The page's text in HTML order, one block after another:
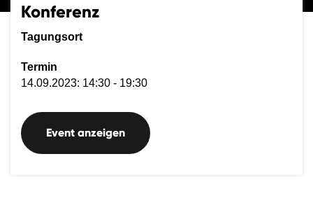
Konferenz
Tagungsort
Termin
14.09.2023: 14:30 - 19:30
Event anzeigen